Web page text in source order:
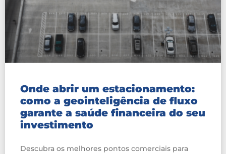
Onde abrir um estacionamento:
como a geointeligência de fluxo
garante a saúde financeira do seu
investimento
Descubra os melhores pontos comerciais para